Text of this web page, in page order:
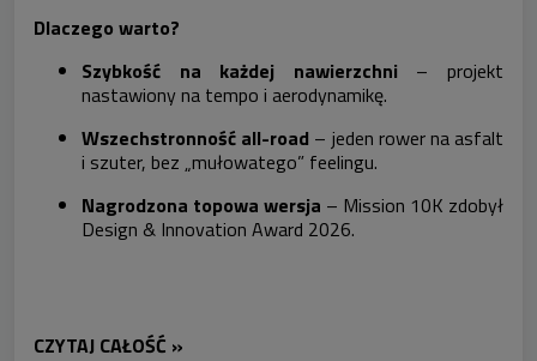
Dlaczego warto?
Szybkość na każdej nawierzchni – projekt
nastawiony na tempo i aerodynamikę.
Wszechstronność all-road – jeden rower na asfalt
i szuter, bez „mułowatego” feelingu.
Nagrodzona topowa wersja – Mission 10K zdobył
Design & Innovation Award 2026.
CZYTAJ CAŁOŚĆ »